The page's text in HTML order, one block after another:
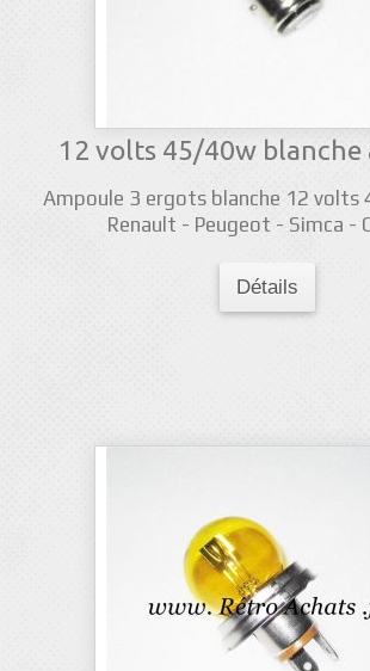
12 volts 45/40w blanche
Ampoule 3 ergots blanche 12
Renault - Peugeot - Simca -
Détails